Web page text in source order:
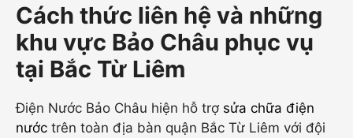
Cách thức liên hệ và những
khu vực Bảo Châu phục vụ
tại Bắc Từ Liêm
Điện Nước Bảo Châu hiện hỗ trợ sửa chữa điện
nước trên toàn địa bàn quận Bắc Từ Liêm với đội